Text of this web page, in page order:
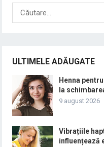
după:
ULTIMELE ADĂUGATE
Henna
la
9 august 2026
Vibrațiile
influențează